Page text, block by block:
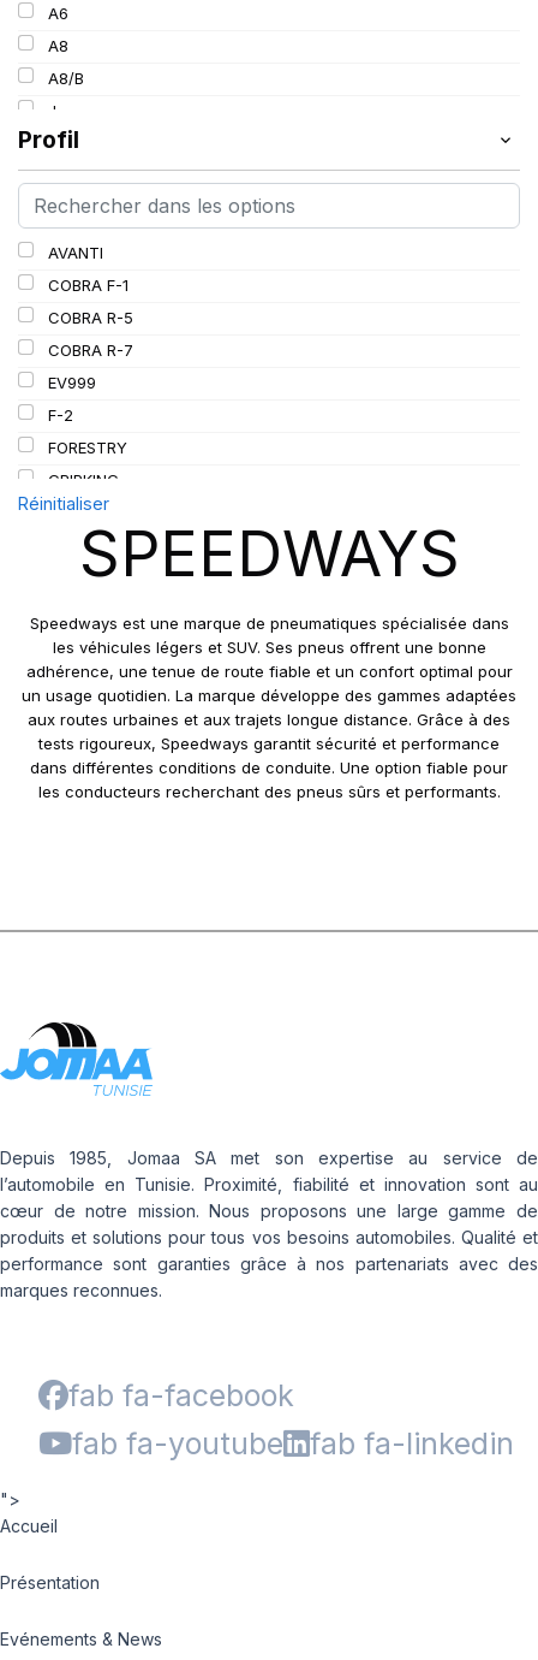
30
34
36
A6
A8
A8/B
J
L
PR
Profil
AVANTI
COBRA F-1
COBRA R-5
COBRA R-7
EV999
F-2
FORESTRY
GRIPKING
GRIPKING HD
GRIPKING R-1
LIFT KING
PK 303
PK 319
POWERGRIP
POWER GRIP G-2
POWER LUG (R-4)
SW-101
Réinitialiser
SPEEDWAYS
Speedways est une marque de pneumatiques spécialisée dans
les véhicules légers et SUV. Ses pneus offrent une bonne
adhérence, une tenue de route fiable et un confort optimal pour
un usage quotidien. La marque développe des gammes adaptées
aux routes urbaines et aux trajets longue distance. Grâce à des
tests rigoureux, Speedways garantit sécurité et performance
dans différentes conditions de conduite. Une option fiable pour
les conducteurs recherchant des pneus sûrs et performants.
Depuis 1985, Jomaa SA met son expertise au service de
l’automobile en Tunisie. Proximité, fiabilité et innovation sont au
cœur de notre mission. Nous proposons une large gamme de
produits et solutions pour tous vos besoins automobiles. Qualité et
performance sont garanties grâce à nos partenariats avec des
marques reconnues.
fab fa-facebook
fab fa-youtube
fab fa-linkedin
">
Accueil
Présentation
Evénements & News